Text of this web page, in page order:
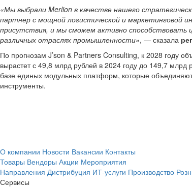
«Мы выбрали Merlion в качестве нашего
партнер с мощной логистической и маркетинговой
присутствия, и мы сможем активно способствовать
различных отраслях промышленности», — сказала
По прогнозам J’son & Partners Consulting, к 2028 году
вырастет с 49,8 млрд рублей в 2024 году до 149,7
базе единых модульных платформ, которые
инструменты.
О компании Новости Вакансии Контакты
Товары Вендоры Акции Мероприятия
Направления Дистрибуция ИТ-услуги Производство
Сервисы